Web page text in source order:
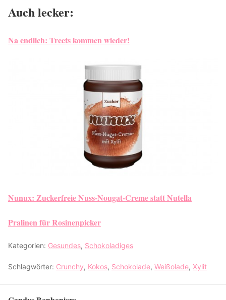
Auch lecker:
Na endlich: Treets kommen wieder!
Nunux: Zuckerfreie Nuss-Nougat-Creme statt Nutella
Pralinen für Rosinenpicker
Kategorien: Gesundes, Schokoladiges
Schlagwörter: Crunchy, Kokos, Schokolade, Weißolade, Xylit